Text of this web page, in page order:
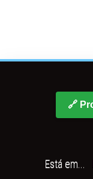
🔗
Está em...